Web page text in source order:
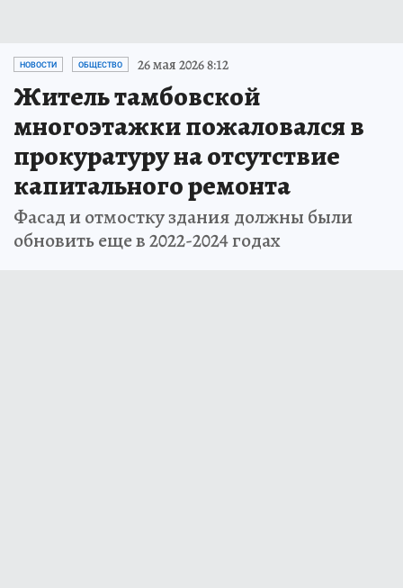
НОВОСТИ ОБЩЕСТВО 26 мая 2026 8:12
Житель тамбовской
многоэтажки пожаловался в
прокуратуру на отсутствие
капитального ремонта
Фасад и отмостку здания должны были
обновить еще в 2022-2024 годах